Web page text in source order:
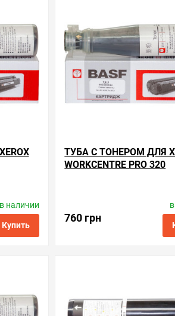
в наличии
Купить
ТУБА С ТОНЕРОМ ДЛЯ
WORKCENTRE PRO 320
760 грнКод товара:
kt-